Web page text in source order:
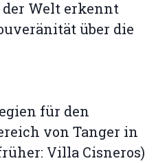
Welt erkennt
über die
für den
von Tanger in
Villa Cisneros)